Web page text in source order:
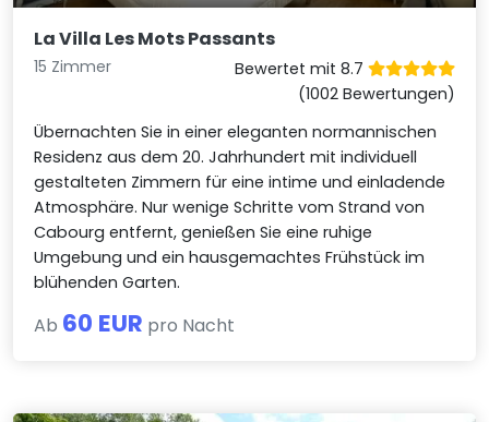
La Villa Les Mots Passants
15 Zimmer
Bewertet mit 8.7
(1002 Bewertungen)
Übernachten Sie in einer eleganten normannischen
Residenz aus dem 20. Jahrhundert mit individuell
gestalteten Zimmern für eine intime und einladende
Atmosphäre. Nur wenige Schritte vom Strand von
Cabourg entfernt, genießen Sie eine ruhige
Umgebung und ein hausgemachtes Frühstück im
blühenden Garten.
Ab 60 EUR pro Nacht